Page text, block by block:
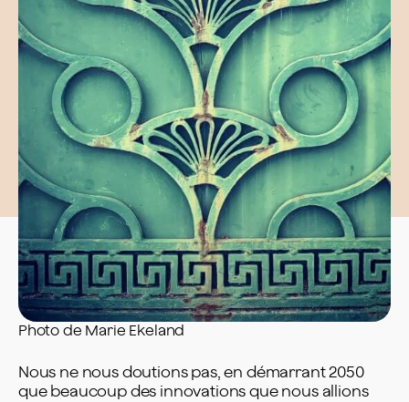
Photo de Marie Ekeland
Nous ne nous doutions pas, en démarrant 2050
que beaucoup des innovations que nous allions